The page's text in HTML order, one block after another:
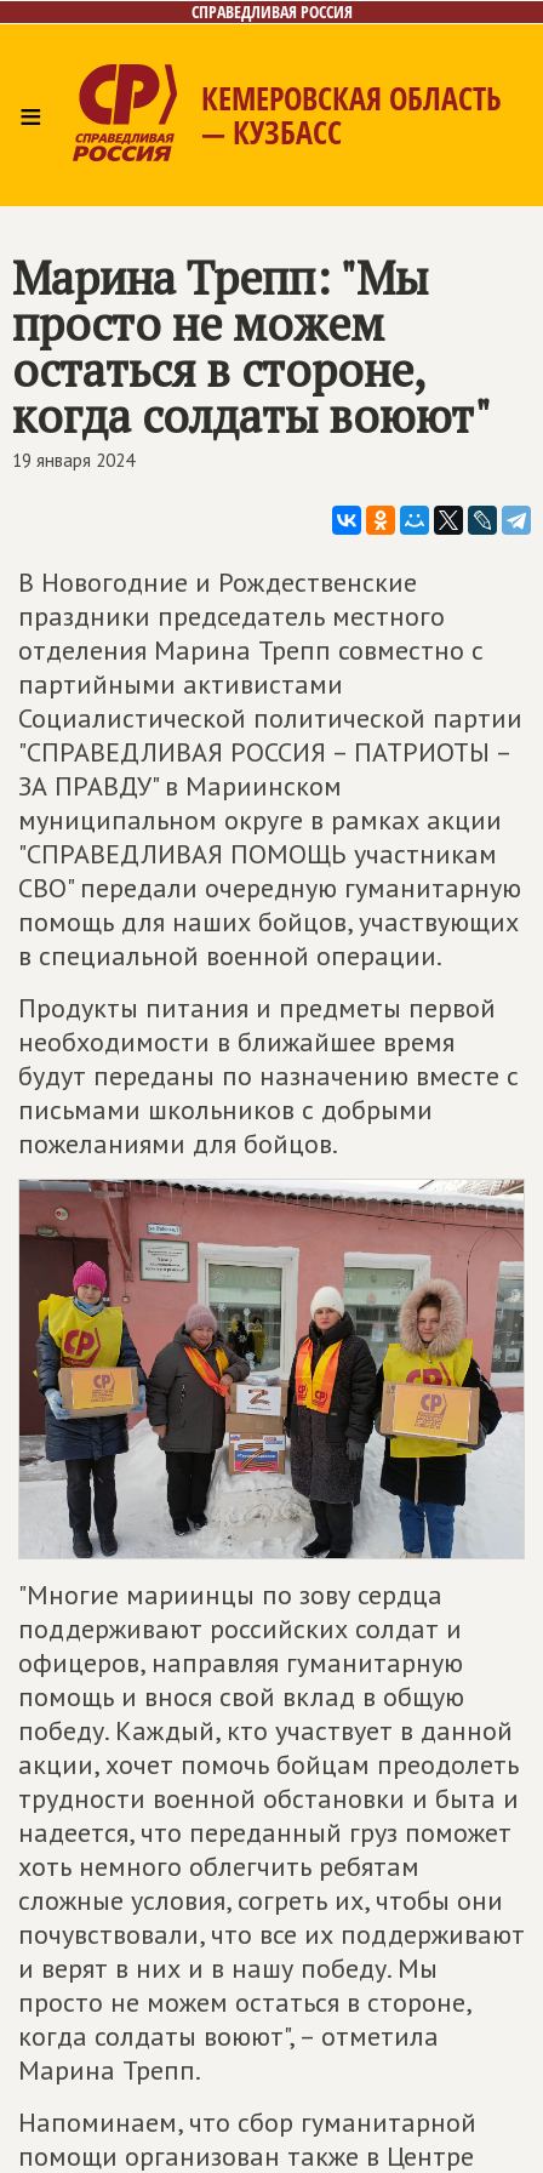
СПРАВЕДЛИВАЯ РОССИЯ
≡ КЕМЕРОВСКАЯ ОБЛАСТЬ
— КУЗБАСС
Фото/Видео Газета Контакты
Марина Трепп: "Мы
просто не можем
остаться в стороне,
когда солдаты воюют"
19 января 2024
В Новогодние и Рождественские
праздники председатель местного
отделения Марина Трепп совместно с
партийными активистами
Социалистической политической партии
"СПРАВЕДЛИВАЯ РОССИЯ – ПАТРИОТЫ –
ЗА ПРАВДУ" в Мариинском
муниципальном округе в рамках акции
"СПРАВЕДЛИВАЯ ПОМОЩЬ участникам
СВО" передали очередную гуманитарную
помощь для наших бойцов, участвующих
в специальной военной операции.
Продукты питания и предметы первой
необходимости в ближайшее время
будут переданы по назначению вместе с
письмами школьников с добрыми
пожеланиями для бойцов.
"Многие мариинцы по зову сердца
поддерживают российских солдат и
офицеров, направляя гуманитарную
помощь и внося свой вклад в общую
победу. Каждый, кто участвует в данной
акции, хочет помочь бойцам преодолеть
трудности военной обстановки и быта и
надеется, что переданный груз поможет
хоть немного облегчить ребятам
сложные условия, согреть их, чтобы они
почувствовали, что все их поддерживают
и верят в них и в нашу победу. Мы
просто не можем остаться в стороне,
когда солдаты воюют", – отметила
Марина Трепп.
Напоминаем, что сбор гуманитарной
помощи организован также в Центре